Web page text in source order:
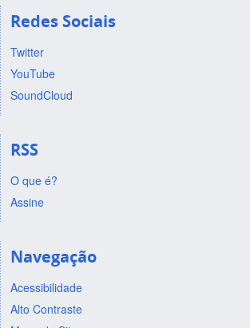
Redes Sociais
Twitter
YouTube
SoundCloud
RSS
O que é?
Assine
Navegação
Acessibilidade
Alto Contraste